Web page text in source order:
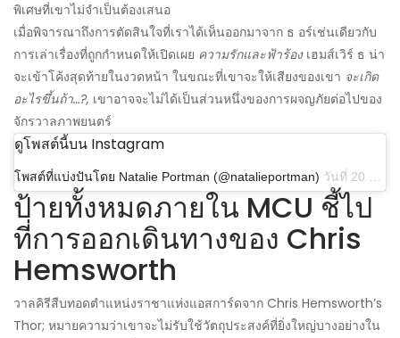
พิเศษที่เขาไม่จำเป็นต้องเสนอ
เมื่อพิจารณาถึงการตัดสินใจที่เราได้เห็นออกมาจาก ธ อร์เช่นเดียวกับ
การเล่าเรื่องที่ถูกกำหนดให้เปิดเผย ความรักและฟ้าร้องเฮมส์เวิร์ ธ น่า
จะเข้าโค้งสุดท้ายในงวดหน้า ในขณะที่เขาจะให้เสียงของเขา จะเกิด
อะไรขึ้นถ้า…?, เขาอาจจะไม่ได้เป็นส่วนหนึ่งของการผจญภัยต่อไปของ
จักรวาลภาพยนตร์
ดูโพสต์นี้บน Instagram
โพสต์ที่แบ่งปันโดย Natalie Portman (@natalieportman) วันที่ 20 ก.ค. 2562 เวลา 23.59 น. PDT
ป้ายทั้งหมดภายใน MCU ชี้ไป
ที่การออกเดินทางของ Chris
Hemsworth
วาลคิรีสืบทอดตำแหน่งราชาแห่งแอสการ์ดจาก Chris Hemsworth’s
Thor; หมายความว่าเขาจะไม่รับใช้วัตถุประสงค์ที่ยิ่งใหญ่บางอย่างใน